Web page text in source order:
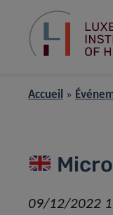
Accueil »
09/12/2022